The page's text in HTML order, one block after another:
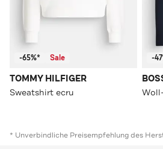
-65%* Sale
TOMMY HILFIGER
Sweatshirt ecru
-
* Unverbindliche Preisempfehlung des